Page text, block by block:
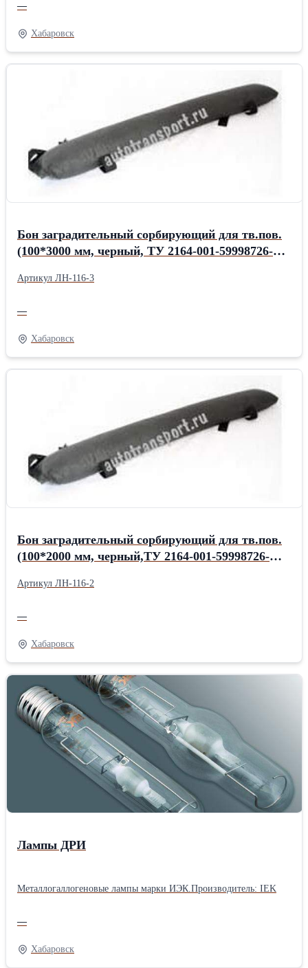
—
Хабаровск
Бон заградительный сорбирующий для тв.пов.
(100*3000 мм, черный, ТУ 2164-001-59998726-
Артикул ЛН-116-3
—
Хабаровск
Бон заградительный сорбирующий для тв.пов.
(100*2000 мм, черный,ТУ 2164-001-59998726-
Артикул ЛН-116-2
—
Хабаровск
Лампы ДРИ
Металлогаллогеновые лампы марки ИЭК.Производитель: IEK
—
Хабаровск